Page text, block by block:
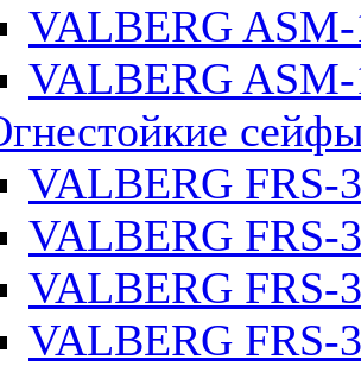
VALBERG
VALBERG
VALBERG FRS-
VALBERG FRS-
VALBERG FRS-
VALBERG FRS-